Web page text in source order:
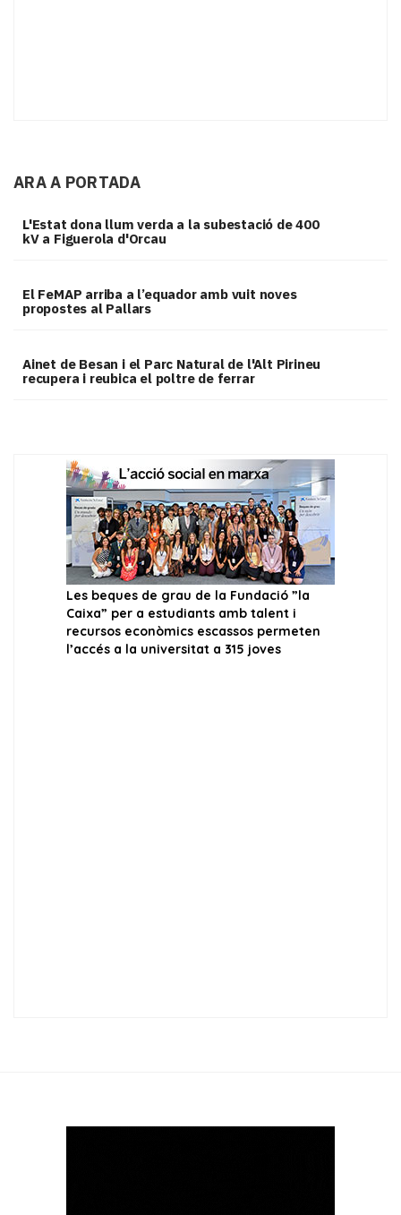
ARA A PORTADA
L'Estat dona llum verda a la subestació de 400
kV a Figuerola d'Orcau
El FeMAP arriba a l’equador amb vuit noves
propostes al Pallars
Ainet de Besan i el Parc Natural de l'Alt Pirineu
recupera i reubica el poltre de ferrar